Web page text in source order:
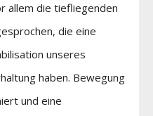
allem die tiefliegenden
die eine
unseres
haben. Bewegung
und eine